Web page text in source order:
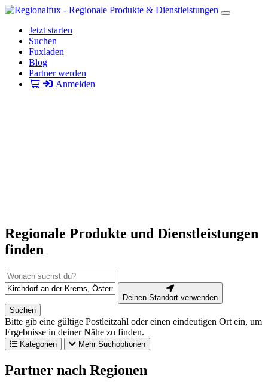
Jetzt starten
Suchen
Fuxladen
Blog
Partner werden
Anmelden
Regionale Produkte und Dienstleistungen
finden
Deinen Standort verwenden
Suchen
Bitte gib eine gültige Postleitzahl oder einen eindeutigen Ort ein, um
Ergebnisse in deiner Nähe zu finden.
Kategorien Mehr Suchoptionen
Partner nach Regionen